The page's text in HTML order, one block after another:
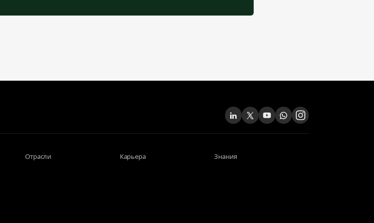
Отрасли Карьера Знания